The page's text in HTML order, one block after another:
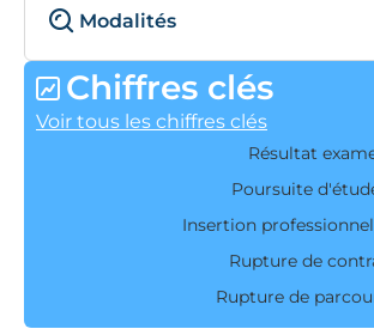
Modalités
Chiffres clés
Voir tous les chiffres clés
Résultat
Poursuite
Insertion
Rupture de
Rupture de